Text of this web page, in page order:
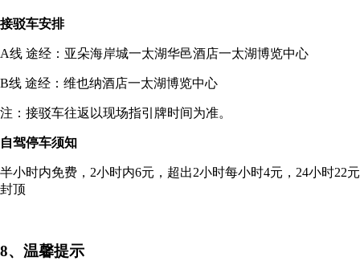
接驳车安排
A线 途经：亚朵海岸城一太湖华邑酒店一太湖博览中心
B线 途经：维也纳酒店一太湖博览中心
注：接驳车往返以现场指引牌时间为准。
自驾停车须知
半小时内免费，2小时内6元，超出2小时每小时4元，24小时22元
封顶
8、温馨提示